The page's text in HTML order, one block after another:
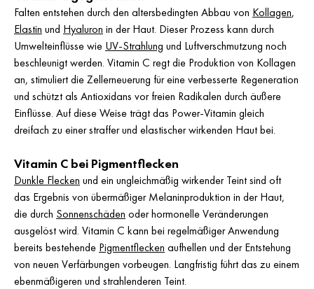
Falten entstehen durch den altersbedingten Abbau von Kollagen,
Elastin und Hyaluron in der Haut. Dieser Prozess kann durch
Umwelteinflüsse wie UV-Strahlung und Luftverschmutzung noch
beschleunigt werden. Vitamin C regt die Produktion von Kollagen
an, stimuliert die Zellerneuerung für eine verbesserte Regeneration
und schützt als Antioxidans vor freien Radikalen durch äußere
Einflüsse. Auf diese Weise trägt das Power-Vitamin gleich
dreifach zu einer straffer und elastischer wirkenden Haut bei.
Vitamin C bei Pigmentflecken
Dunkle Flecken und ein ungleichmäßig wirkender Teint sind oft
das Ergebnis von übermäßiger Melaninproduktion in der Haut,
die durch Sonnenschäden oder hormonelle Veränderungen
ausgelöst wird. Vitamin C kann bei regelmäßiger Anwendung
bereits bestehende Pigmentflecken aufhellen und der Entstehung
von neuen Verfärbungen vorbeugen. Langfristig führt das zu einem
ebenmäßigeren und strahlenderen Teint.